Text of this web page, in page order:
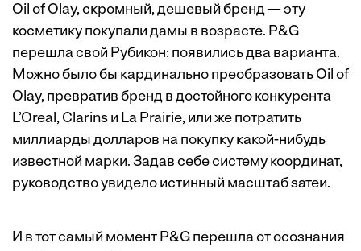
Oil of Olay, скромный, дешевый бренд — эту
косметику покупали дамы в возрасте. P&G
перешла свой Рубикон: появились два варианта.
Можно было бы кардинально преобразовать Oil of
Olay, превратив бренд в достойного конкурента
L’Oreal, Clarins и La Prairie, или же потратить
миллиарды долларов на покупку какой-нибудь
известной марки. Задав себе систему координат,
руководство увидело истинный масштаб затеи.
И в тот самый момент P&G перешла от осознания